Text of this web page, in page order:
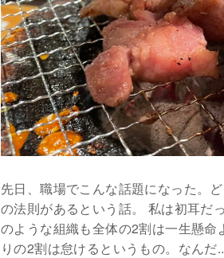
先日、職場でこんな話題になった。
の法則があるという話。 私は初耳だ
のような組織も全体の2割は一生懸
りの2割は怠けるというもの。なんだ